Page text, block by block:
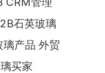
石英玻璃
产品 外贸
买家